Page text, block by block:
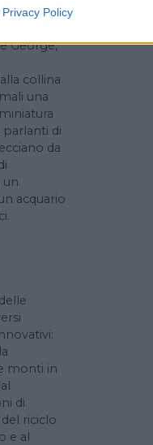
Privacy Policy
George,
collina
una
di
da
un
acquario
monti in
di
riciclo
e al